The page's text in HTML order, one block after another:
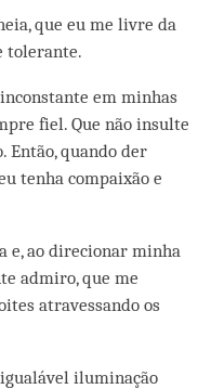
que eu me livre da
tolerante.
em minhas
fiel. Que não insulte
Então, quando der
tenha compaixão e
e, ao direcionar minha
admiro, que me
atravessando os
iluminação